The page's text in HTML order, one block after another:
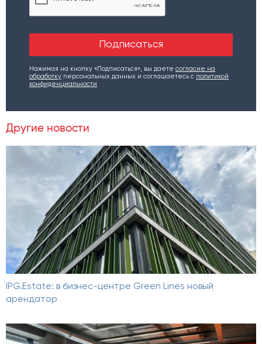
Нажимая на кнопку «Подписаться», вы даете согласие на
обработку персональных данных и соглашаетесь c политикой
конфиденциальности
Другие новости
IPG.Estate: в бизнес-центре Green Lines новый
арендатор